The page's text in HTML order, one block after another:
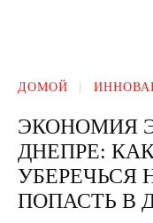
ДОМОЙ
ЭКОНОМИЯ
ДНЕПРЕ:
УБЕРЕЧЬСЯ
ПОПАСТЬ В